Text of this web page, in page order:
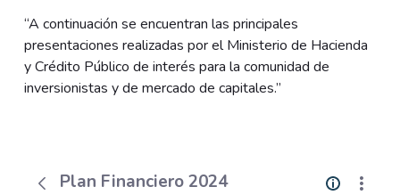
“A continuación se encuentran las principales
presentaciones realizadas por el Ministerio de Hacienda
y Crédito Público de interés para la comunidad de
inversionistas y de mercado de capitales.”
Plan Financiero 2024